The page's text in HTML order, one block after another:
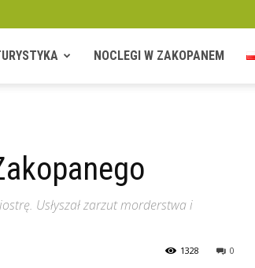
NOCLEGI W ZAKOPANEM
Usłyszał zarzut morderstwa i
0
1328